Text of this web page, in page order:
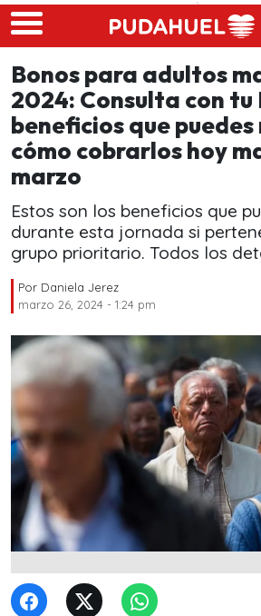
Skip to main content
Bonos para adultos
2024: Consulta con tu
beneficios que
cómo cobrarlos hoy
marzo
Estos son los beneficios que
durante esta jornada si
grupo prioritario. Todos los
Por Daniela Jerez
marzo 26, 2024 - 1:24 pm